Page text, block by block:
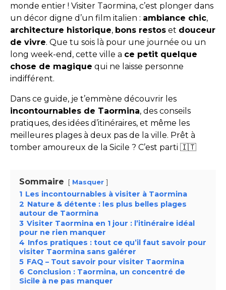
monde entier ! Visiter Taormina, c’est plonger dans
un décor digne d’un film italien : ambiance chic,
architecture historique, bons restos et douceur
de vivre. Que tu sois là pour une journée ou un
long week-end, cette ville a ce petit quelque
chose de magique qui ne laisse personne
indifférent.
Dans ce guide, je t’emmène découvrir les
incontournables de Taormina, des conseils
pratiques, des idées d’itinéraires, et même les
meilleures plages à deux pas de la ville. Prêt à
tomber amoureux de la Sicile ? C’est parti 🇮🇹
Sommaire Masquer
1 Les incontournables à visiter à Taormina
2 Nature & détente : les plus belles plages
autour de Taormina
3 Visiter Taormina en 1 jour : l’itinéraire idéal
pour ne rien manquer
4 Infos pratiques : tout ce qu’il faut savoir pour
visiter Taormina sans galérer
5 FAQ – Tout savoir pour visiter Taormina
6 Conclusion : Taormina, un concentré de
Sicile à ne pas manquer